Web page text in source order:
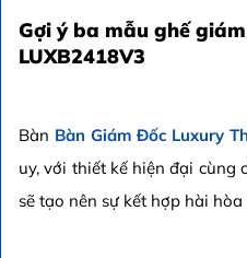
Gợi ý ba mẫu ghế
LUXB2418V3
Bàn Bàn Giám Đốc Luxury
uy, với thiết kế hiện đại cùng
sẽ tạo nên sự kết hợp hài